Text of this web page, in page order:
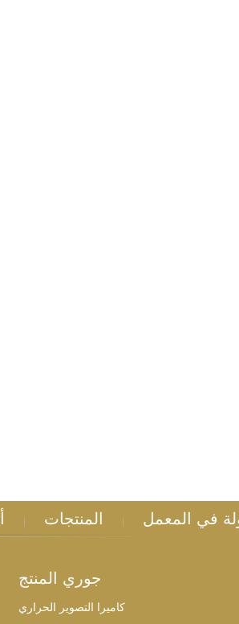
في المعمل المنتجات
جوري المنتج
كاميرا التصوير الحراري